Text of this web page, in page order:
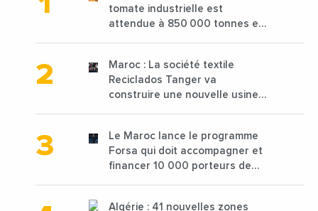
tomate industrielle est
attendue à 850 000 tonnes en
Maroc : La société textile
Reciclados Tanger va
construire une nouvelle usine
Le Maroc lance le programme
Forsa qui doit accompagner et
financer 10 000 porteurs de
Algérie : 41 nouvelles zones